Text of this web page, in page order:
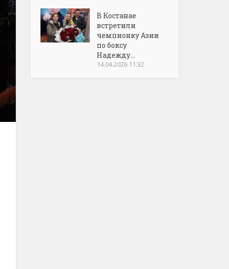
В Костанае
встретили
чемпионку Азии
по боксу
Надежду...
14.04.2026 11:32